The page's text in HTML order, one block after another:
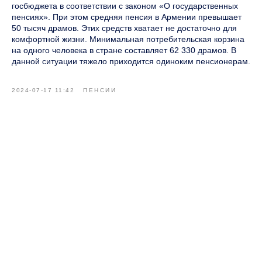
госбюджета в соответствии с законом «О государственных
пенсиях». При этом средняя пенсия в Армении превышает
50 тысяч драмов. Этих средств хватает не достаточно для
комфортной жизни. Минимальная потребительская корзина
на одного человека в стране составляет 62 330 драмов. В
данной ситуации тяжело приходится одиноким пенсионерам.
2024-07-17 11:42 ПЕНСИИ